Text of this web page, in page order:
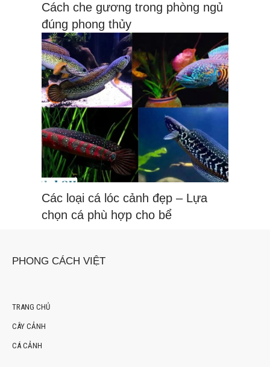
Cách che gương trong phòng ngủ
đúng phong thủy
Các loại cá lóc cảnh đẹp – Lựa
chọn cá phù hợp cho bể
PHONG CÁCH VIỆT
TRANG CHỦ
CÂY CẢNH
CÁ CẢNH